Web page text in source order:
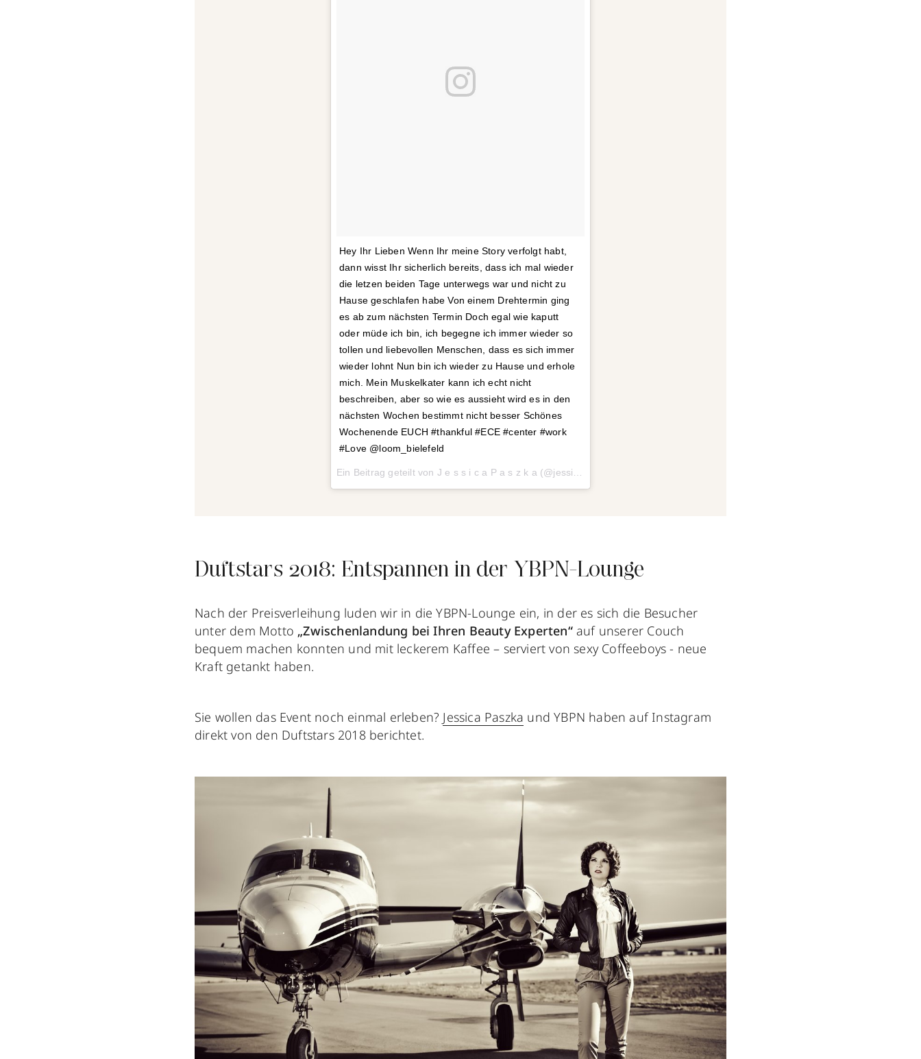
Hey Ihr Lieben Wenn Ihr meine Story verfolgt habt,
dann wisst Ihr sicherlich bereits, dass ich mal wieder
die letzen beiden Tage unterwegs war und nicht zu
Hause geschlafen habe Von einem Drehtermin ging
es ab zum nächsten Termin Doch egal wie kaputt
oder müde ich bin, ich begegne ich immer wieder so
tollen und liebevollen Menschen, dass es sich immer
wieder lohnt Nun bin ich wieder zu Hause und erhole
mich. Mein Muskelkater kann ich echt nicht
beschreiben, aber so wie es aussieht wird es in den
nächsten Wochen bestimmt nicht besser Schönes
Wochenende EUCH #thankful #ECE #center #work
#Love @loom_bielefeld
Ein Beitrag geteilt von J e s s i c a P a s z k a (@jessica_paszka_) am
Duftstars 2018: Entspannen in der YBPN-Lounge
Nach der Preisverleihung luden wir in die YBPN-Lounge ein, in der es sich die Besucher
unter dem Motto „Zwischenlandung bei Ihren Beauty Experten“auf unserer Couch
bequem machen konnten und mit leckerem Kaffee – serviert von sexy Coffeeboys - neue
Kraft getankt haben.
Sie wollen das Event noch einmal erleben? Jessica Paszka und YBPN haben auf Instagram
direkt von den Duftstars 2018 berichtet.